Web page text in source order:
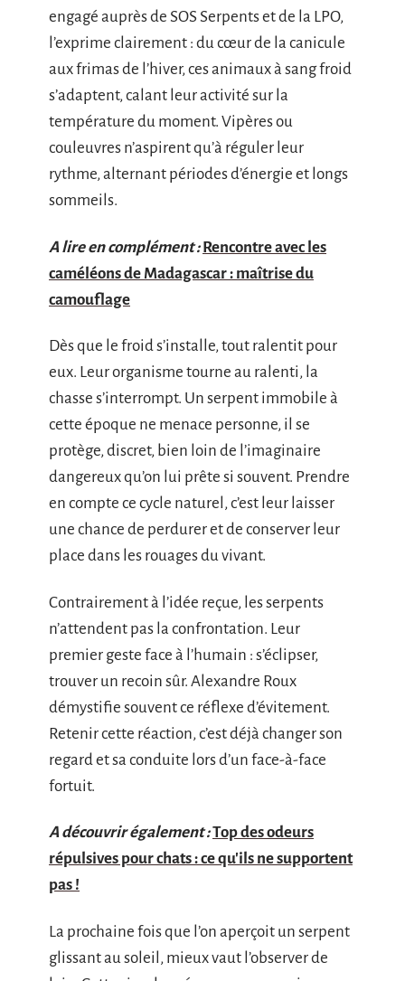
engagé auprès de SOS Serpents et de la LPO,
l’exprime clairement : du cœur de la canicule
aux frimas de l’hiver, ces animaux à sang froid
s’adaptent, calant leur activité sur la
température du moment. Vipères ou
couleuvres n’aspirent qu’à réguler leur
rythme, alternant périodes d’énergie et longs
sommeils.
A lire en complément : Rencontre avec les
caméléons de Madagascar : maîtrise du
camouflage
Dès que le froid s’installe, tout ralentit pour
eux. Leur organisme tourne au ralenti, la
chasse s’interrompt. Un serpent immobile à
cette époque ne menace personne, il se
protège, discret, bien loin de l’imaginaire
dangereux qu’on lui prête si souvent. Prendre
en compte ce cycle naturel, c’est leur laisser
une chance de perdurer et de conserver leur
place dans les rouages du vivant.
Contrairement à l’idée reçue, les serpents
n’attendent pas la confrontation. Leur
premier geste face à l’humain : s’éclipser,
trouver un recoin sûr. Alexandre Roux
démystifie souvent ce réflexe d’évitement.
Retenir cette réaction, c’est déjà changer son
regard et sa conduite lors d’un face-à-face
fortuit.
A découvrir également :Top des odeurs
répulsives pour chats : ce qu'ils ne supportent
pas !
La prochaine fois que l’on aperçoit un serpent
glissant au soleil, mieux vaut l’observer de